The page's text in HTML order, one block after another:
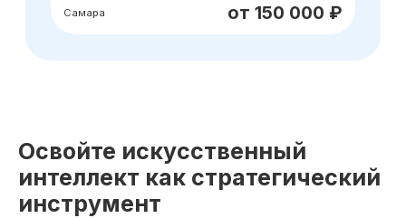
Освойте искусственный
интеллект как стратегический
инструмент